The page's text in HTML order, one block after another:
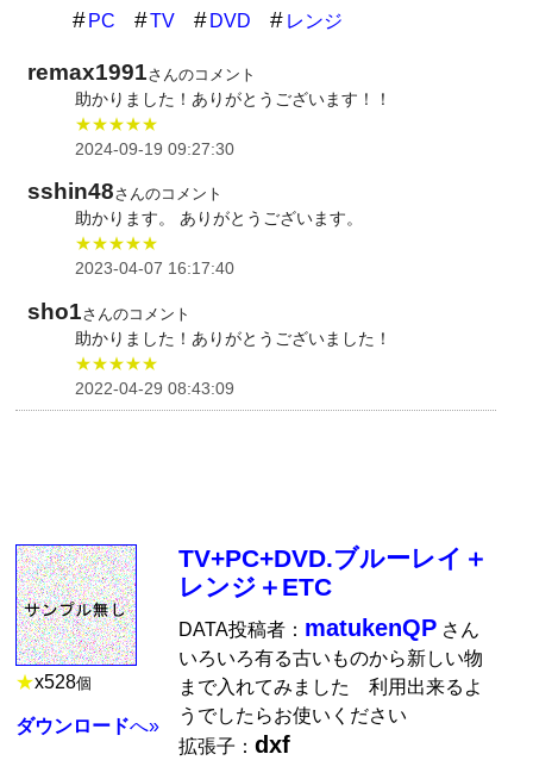
PC
TV DVD レンジ
remax1991さんのコメント
助かりました！ありがとうございます！！
★★★★★
2024-09-19 09:27:30
sshin48さんのコメント
助かります。 ありがとうございます。
★★★★★
2023-04-07 16:17:40
sho1さんのコメント
助かりました！ありがとうございました！
★★★★★
2022-04-29 08:43:09
★x528個
ダウンロードへ»
TV+PC+DVD.ブルーレイ＋
レンジ＋ETC
DATA投稿者： matukenQP さん
いろいろ有る古いものから新しい物
まで入れてみました 利用出来るよ
うでしたらお使いください
拡張子：dxf